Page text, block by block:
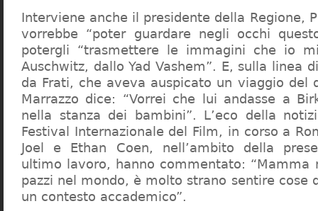
Interviene anche il presidente della Regione,
vorrebbe “poter guardare negli occhi
potergli “trasmettere le immagini che io
Auschwitz, dallo Yad Vashem”. E, sulla linea
da Frati, che aveva auspicato un viaggio del
Marrazzo dice: “Vorrei che lui andasse a
nella stanza dei bambini”. L’eco della
Festival Internazionale del Film, in corso a
Joel e Ethan Coen, nell’ambito della
ultimo lavoro, hanno commentato: “Mamma
pazzi nel mondo, è molto strano sentire cose
un contesto accademico”.